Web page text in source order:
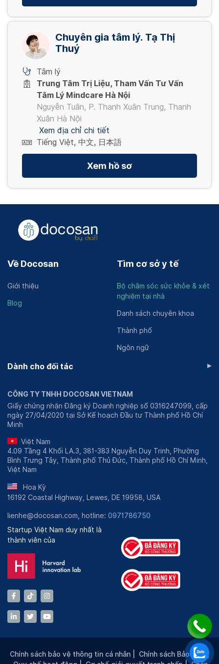
Chuyên gia tâm lý. Tạ Thị
Thuý
Tâm lý
Trung Tâm Trị Liệu, Tham Vấn Tư Vấn
Tâm Lý Mindcare Hà Nội
Nguyễn Tuân, P. Thanh Xuân Trung, Thanh
Xuân Hà Nội
Xem địa chỉ chi tiết
Tiếng Việt, 中文, 日本語
Xem hồ sơ
Về Docosan
Giới thiệu
Blog
Tìm cơ sở y tế
Bộ chăm sóc sức khỏe & xét
nghiệm tại nhà
Danh sách chuyên khoa
Thành phố
Ngôn ngữ
Dành cho đối tác ▸
CÔNG TY TNHH DOCOSAN VIETNAM
Giấy chứng nhận Đăng ký Doanh nghiệp số 0316247099, cấp
ngày 27/04/2020 tại Sở Kế hoạch Đầu tư Thành phố Hồ Chí
Minh
Việt Nam
4.09 Tầng 4 Khối LA.3, 381-383 Nguyễn Duy Trinh, Phường
Bình Trưng Tây, Thành phố Thủ Đức, Thành phố Hồ Chí Minh,
Việt Nam
Hoa Kỳ
16192 Coastal Highway, Lewes, DE 19958, USA
lienhe@docosan.com, hotline: 0971786750
Startup Việt Nam duy nhất là
thành viên của
Chính sách bảo vệ thông tin cá nhân Chính sách Bảo mật |